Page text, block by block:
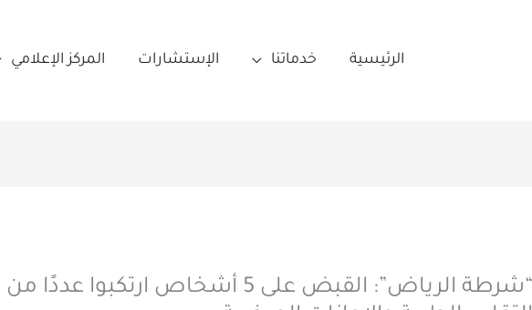
الرئيسية خدماتنا الإستشارات المركز الإعلامي
“شرطة الرياض”: القبض على 5 أشخاص ارتكبوا